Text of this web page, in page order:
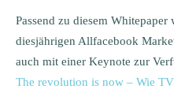
Passend zu diesem
diesjährigen Allfacebook
auch mit einer Keynote zur
The revolution is now – Wie